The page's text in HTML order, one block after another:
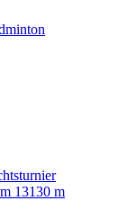
13130 m